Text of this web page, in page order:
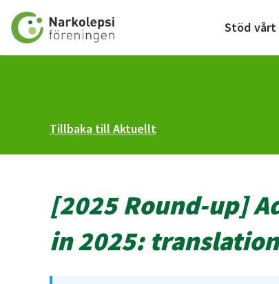
Till startsidan Stöd
Tillbaka till Aktuellt
[2025 Round-up]
in 2025: